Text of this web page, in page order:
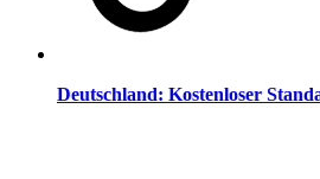
Deutschland: Kostenloser